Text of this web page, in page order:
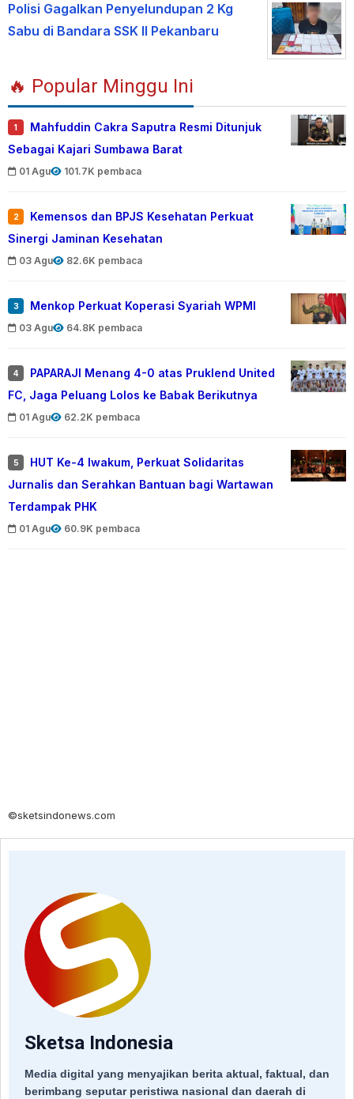
Polisi Gagalkan Penyelundupan 2 Kg
Sabu di Bandara SSK II Pekanbaru
🔥 Popular Minggu Ini
1
Mahfuddin Cakra Saputra Resmi Ditunjuk
Sebagai Kajari Sumbawa Barat
01 Agu 101.7K pembaca
2
Kemensos dan BPJS Kesehatan Perkuat
Sinergi Jaminan Kesehatan
03 Agu 82.6K pembaca
3 Menkop Perkuat Koperasi Syariah WPMI
03 Agu 64.8K pembaca
4
PAPARAJI Menang 4-0 atas Pruklend United
FC, Jaga Peluang Lolos ke Babak Berikutnya
01 Agu 62.2K pembaca
5
HUT Ke-4 Iwakum, Perkuat Solidaritas
Jurnalis dan Serahkan Bantuan bagi Wartawan
Terdampak PHK
01 Agu 60.9K pembaca
©sketsindonews.com
Sketsa Indonesia
Media digital yang menyajikan berita aktual, faktual, dan
berimbang seputar peristiwa nasional dan daerah di